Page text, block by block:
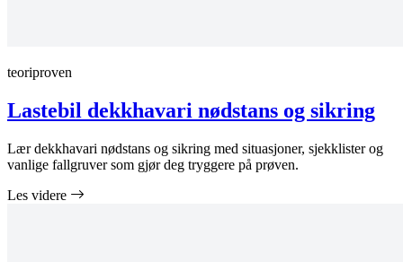
teoriproven
Lastebil dekkhavari nødstans og sikring
Lær dekkhavari nødstans og sikring med situasjoner, sjekklister og
vanlige fallgruver som gjør deg tryggere på prøven.
Les videre